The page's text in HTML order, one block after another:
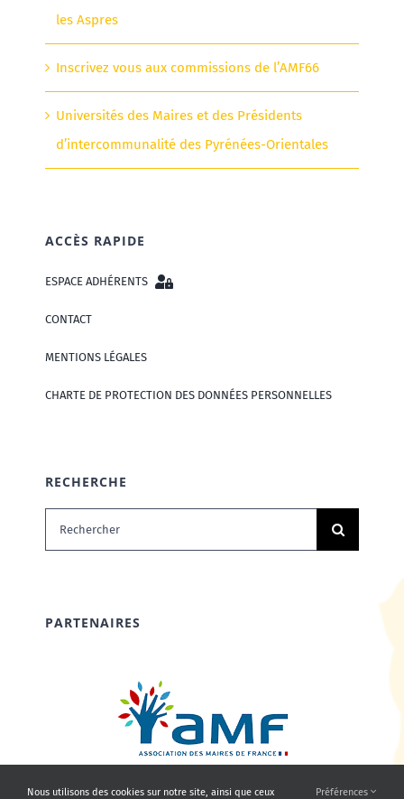
les Aspres
Inscrivez vous aux commissions de l’AMF66
Universités des Maires et des Présidents
d’intercommunalité des Pyrénées-Orientales
ACCÈS RAPIDE
ESPACE ADHÉRENTS
CONTACT
MENTIONS LÉGALES
CHARTE DE PROTECTION DES DONNÉES PERSONNELLES
RECHERCHE
Rechercher:
PARTENAIRES
Nous utilisons des cookies sur notre site, ainsi que ceux Préférences